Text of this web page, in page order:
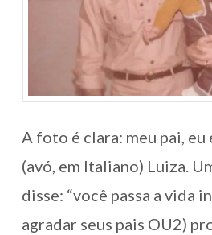
A foto é clara: meu pai, eu
(avó, em ltaliano) Luiza.
disse: “você passa a vida
agradar seus pais OU2)